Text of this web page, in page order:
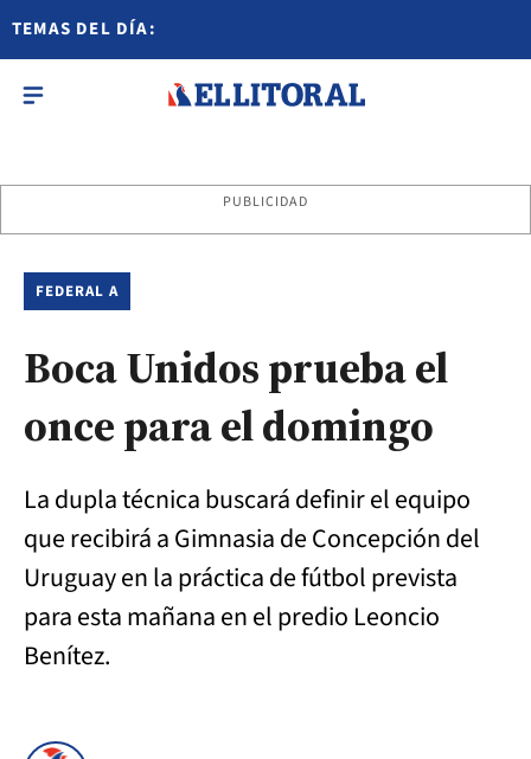
TEMAS DEL DÍA:
PUBLICIDAD
FEDERAL A
Boca Unidos prueba el
once para el domingo
La dupla técnica buscará definir el equipo
que recibirá a Gimnasia de Concepción del
Uruguay en la práctica de fútbol prevista
para esta mañana en el predio Leoncio
Benítez.